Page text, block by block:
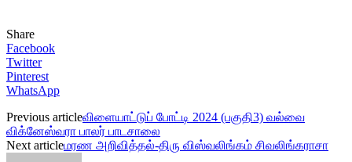
Share
Facebook
Twitter
Pinterest
WhatsApp
Previous articleவிளையாட்டுப் போட்டி 2024 (பகுதி3) வல்வை
விக்னேஸ்வரா பாலர் பாடசாலை
Next articleமரண அறிவித்தல்-திரு விஸ்வலிங்கம் சிவலிங்கராசா